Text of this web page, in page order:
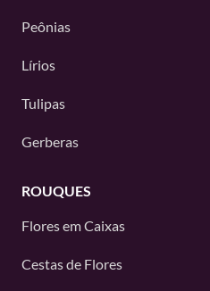
Peônias
Lírios
Tulipas
Gerberas
ROUQUES
Flores em Caixas
Cestas de Flores